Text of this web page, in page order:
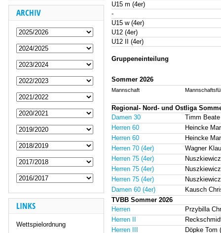
ARCHIV
LINKS
Wettspielordnung
U15 m (4er)
-
U15 w (4er)
U12 (4er)
U12 II (4er)
Gruppeneinteilung
Sommer 2026
Mannschaft
Regional- Nord- und Ostliga
Damen 30
Timm
Herren 60
Heincke
Herren 60
Heincke
Herren 70 (4er)
Wagner
Herren 75 (4er)
Herren 75 (4er)
Herren 75 (4er)
Damen 60 (4er)
Kausch
TVBB Sommer 2026
Herren
Przybilla
Herren II
Herren III
Döpke